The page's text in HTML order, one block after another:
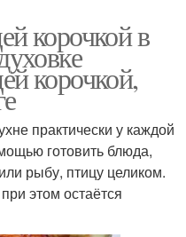
корочкой в
корочкой,
практически у каждой
готовить блюда,
рыбу, птицу целиком.
этом остаётся